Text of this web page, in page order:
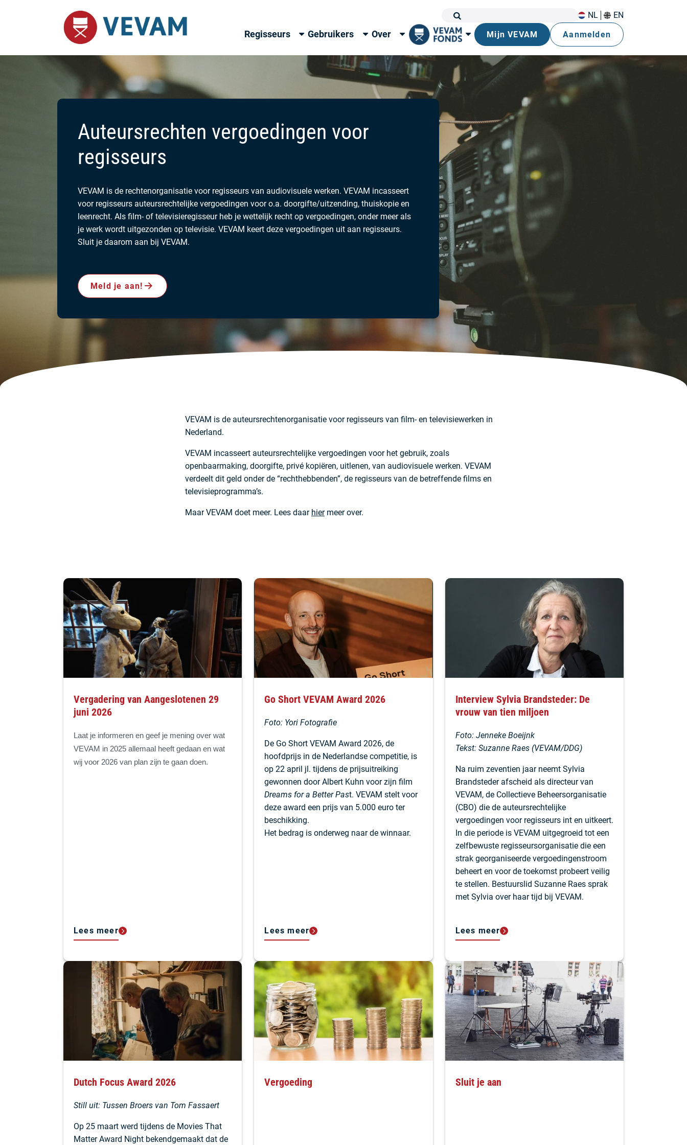
NL EN
Regisseurs Gebruikers Over Mijn VEVAM Aanmelden
Auteursrechten vergoedingen voor
regisseurs
VEVAM is de rechtenorganisatie voor regisseurs van audiovisuele werken. VEVAM incasseert
voor regisseurs auteursrechtelijke vergoedingen voor o.a. doorgifte/uitzending, thuiskopie en
leenrecht. Als film- of televisieregisseur heb je wettelijk recht op vergoedingen, onder meer als
je werk wordt uitgezonden op televisie. VEVAM keert deze vergoedingen uit aan regisseurs.
Sluit je daarom aan bij VEVAM.
Meld je aan!
VEVAM is de auteursrechtenorganisatie voor regisseurs van film- en televisiewerken in
Nederland.
VEVAM incasseert auteursrechtelijke vergoedingen voor het gebruik, zoals
openbaarmaking, doorgifte, privé kopiëren, uitlenen, van audiovisuele werken. VEVAM
verdeelt dit geld onder de “rechthebbenden”, de regisseurs van de betreffende films en
televisieprogramma’s.
Maar VEVAM doet meer. Lees daar hiermeer over.
Vergadering van Aangeslotenen 29
juni 2026
Laat je informeren en geef je mening over wat
VEVAM in 2025 allemaal heeft gedaan en wat
wij voor 2026 van plan zijn te gaan doen.
Lees meer
Go Short VEVAM Award 2026
Foto: Yori Fotografie
De Go Short VEVAM Award 2026, de
hoofdprijs in de Nederlandse competitie, is
op 22 april jl. tijdens de prijsuitreiking
gewonnen door Albert Kuhn voor zijn film
Dreams for a Better Past. VEVAM stelt voor
deze award een prijs van 5.000 euro ter
beschikking.
Het bedrag is onderweg naar de winnaar.
Lees meer
Interview Sylvia Brandsteder: De
vrouw van tien miljoen
Foto: Jenneke Boeijnk
Tekst: Suzanne Raes (VEVAM/DDG)
Na ruim zeventien jaar neemt Sylvia
Brandsteder afscheid als directeur van
VEVAM, de Collectieve Beheersorganisatie
(CBO) die de auteursrechtelijke
vergoedingen voor regisseurs int en uitkeert.
In die periode is VEVAM uitgegroeid tot een
zelfbewuste regisseursorganisatie die een
strak georganiseerde vergoedingenstroom
beheert en voor de toekomst probeert veilig
te stellen. Bestuurslid Suzanne Raes sprak
met Sylvia over haar tijd bij VEVAM.
Lees meer
Dutch Focus Award 2026
Still uit: Tussen Broers van Tom Fassaert
Op 25 maart werd tijdens de Movies That
Matter Award Night bekendgemaakt dat de
Vergoeding Sluit je aan